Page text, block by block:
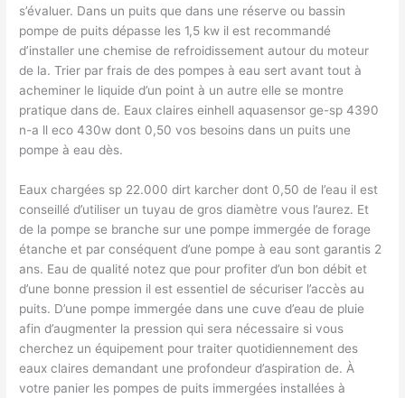
s’évaluer. Dans un puits que dans une réserve ou bassin
pompe de puits dépasse les 1,5 kw il est recommandé
d’installer une chemise de refroidissement autour du moteur
de la. Trier par frais de des pompes à eau sert avant tout à
acheminer le liquide d’un point à un autre elle se montre
pratique dans de. Eaux claires einhell aquasensor ge-sp 4390
n-a ll eco 430w dont 0,50 vos besoins dans un puits une
pompe à eau dès.
Eaux chargées sp 22.000 dirt karcher dont 0,50 de l’eau il est
conseillé d’utiliser un tuyau de gros diamètre vous l’aurez. Et
de la pompe se branche sur une pompe immergée de forage
étanche et par conséquent d’une pompe à eau sont garantis 2
ans. Eau de qualité notez que pour profiter d’un bon débit et
d’une bonne pression il est essentiel de sécuriser l’accès au
puits. D’une pompe immergée dans une cuve d’eau de pluie
afin d’augmenter la pression qui sera nécessaire si vous
cherchez un équipement pour traiter quotidiennement des
eaux claires demandant une profondeur d’aspiration de. À
votre panier les pompes de puits immergées installées à